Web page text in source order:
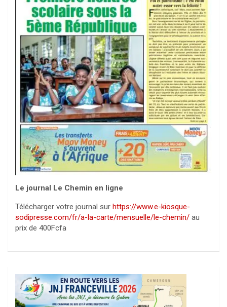
Le journal Le Chemin en ligne
Télécharger votre journal sur https://www.e-kiosque-
sodipresse.com/fr/a-la-carte/mensuelle/le-chemin/ au
prix de 400Fcfa